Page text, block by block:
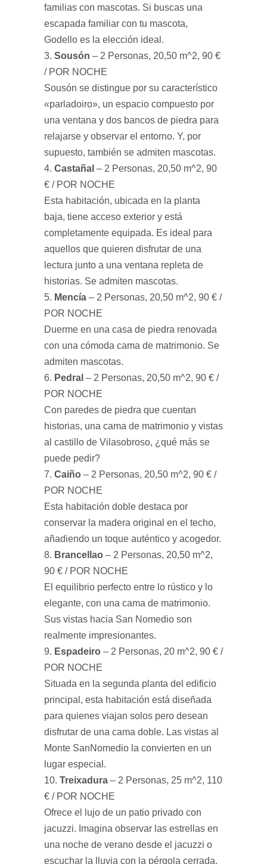
familias con mascotas. Si buscas una
escapada familiar con tu mascota,
Godello es la elección ideal.
Sousón – 2 Personas, 20,50 m^2, 90 €
/ POR NOCHE
Sousón se distingue por su característico
«parladoiro», un espacio compuesto por
una ventana y dos bancos de piedra para
relajarse y observar el entorno. Y, por
supuesto, también se admiten mascotas.
Castañal – 2 Personas, 20,50 m^2, 90
€ / POR NOCHE
Esta habitación, ubicada en la planta
baja, tiene acceso exterior y está
completamente equipada. Es ideal para
aquellos que quieren disfrutar de una
lectura junto a una ventana repleta de
historias. Se admiten mascotas.
Mencía – 2 Personas, 20,50 m^2, 90 € /
POR NOCHE
Duerme en una casa de piedra renovada
con una cómoda cama de matrimonio. Se
admiten mascotas.
Pedral – 2 Personas, 20,50 m^2, 90 € /
POR NOCHE
Con paredes de piedra que cuentan
historias, una cama de matrimonio y vistas
al castillo de Vilasobroso, ¿qué más se
puede pedir?
Caiño – 2 Personas, 20,50 m^2, 90 € /
POR NOCHE
Esta habitación doble destaca por
conservar la madera original en el techo,
añadiendo un toque auténtico y acogedor.
Brancellao – 2 Personas, 20,50 m^2,
90 € / POR NOCHE
El equilibrio perfecto entre lo rústico y lo
elegante, con una cama de matrimonio.
Sus vistas hacia San Nomedio son
realmente impresionantes.
Espadeiro – 2 Personas, 20 m^2, 90 € /
POR NOCHE
Situada en la segunda planta del edificio
principal, esta habitación está diseñada
para quienes viajan solos pero desean
disfrutar de una cama doble. Las vistas al
Monte SanNomedio la convierten en un
lugar especial.
Treixadura – 2 Personas, 25 m^2, 110
€ / POR NOCHE
Ofrece el lujo de un patio privado con
jacuzzi. Imagina observar las estrellas en
una noche de verano desde el jacuzzi o
escuchar la lluvia con la pérgola cerrada.